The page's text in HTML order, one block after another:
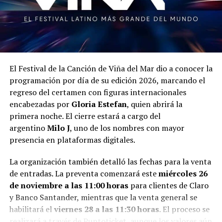
La agrupación, fundada en 2010 con la intención inicial
de interpretar cueca brava, dio un giro en 2014 hacia un
sonido más diverso, manteniendo siempreletras
cargadas de romanticismo
. A lo largo de su trayectoria
como el «Pandero de Oro».
Actualmente, el grupo está integrado por José Lema
(batería), Jeff Orellana (bajo y voz), Cristóbal Martínez
(guitarra y coros), Jorge Maureira (arpa), Luis Becerra
(acordeón) e Israel Núñez (pandero y voz). En el Festival
de Viña 2026, el conjunto competirá con la
En elbloque internacional, los intérpretes extranjeros
que dirán presente serán los siguientes:
Vanilla Ninja – Estonia, canción «Ready to go»
El Festival de la Canción de Viña del Mar dio a conocer la
programación por día de su edición 2026, marcando el
regreso del certamen con figuras internacionales
encabezadas por Gloria Estefan, quien abrirá la
primera noche. El cierre estará a cargo del
argentinoMilo J, uno de los nombres con mayor
presencia en plataformas digitales.
La organización también detalló las fechas para la venta
de entradas. La preventa comenzará estemiércoles 26
de noviembre a las 11:00 horaspara clientes de Claro
y Banco Santander, mientras que la venta general se
habilitará el viernes 28 a las 11:30 horas. El proceso se